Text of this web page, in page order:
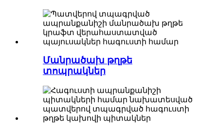
Մանրածախ թղթե
տոպրակներ